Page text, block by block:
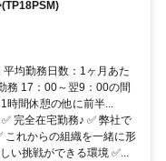
均勤務日数：1ヶ月あた
務 17：00～翌9：00の間
時間休憩の他に前半...
完全在宅勤務♪ ✅ 弊社で
これからの組織を一緒に形
い挑戦ができる環境 ✅...